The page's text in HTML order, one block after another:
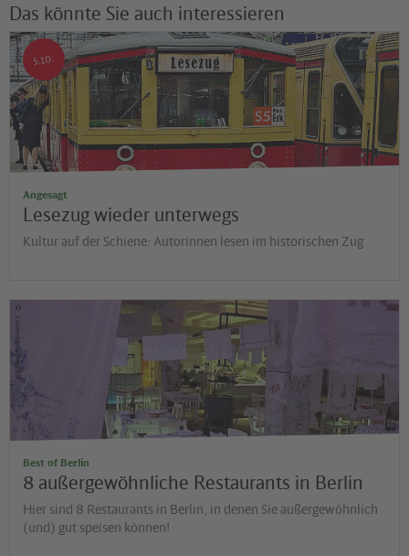
Das könnte Sie auch interessieren
©
HISB
Angesagt
Lesezug wieder unterwegs
Kultur auf der Schiene: Autorinnen lesen im historischen Zug
5.10.
©
Lavanderia Vecchia
Best of Berlin
8 außergewöhnliche Restaurants in Berlin
Hier sind 8 Restaurants in Berlin, in denen Sie außergewöhnlich
(und) gut speisen können!